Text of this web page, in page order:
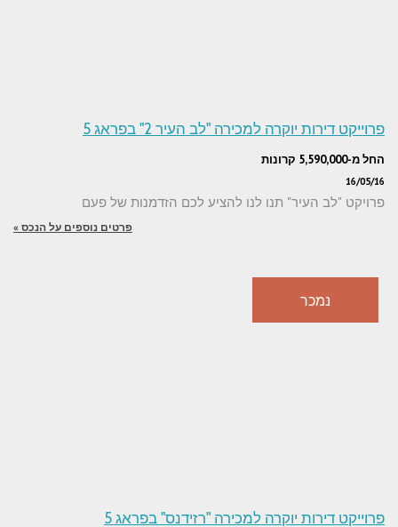
פרוייקט דירות יוקרה למכירה "לב העיר 2" בפראג 5
החל מ-5,590,000 קרונות
16/05/16
פרויקט "לב העיר" תנו לנו להציע לכם הזדמנות של פעם
פרטים נוספים על הנכס »
נמכר
פרוייקט דירות יוקרה למכירה "רזידנס" בפראג 5